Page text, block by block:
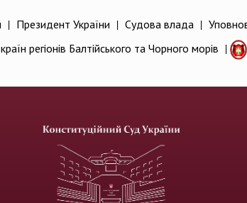
| Президент України | Судова влада |
регіонів Балтійського та Чорного морів |